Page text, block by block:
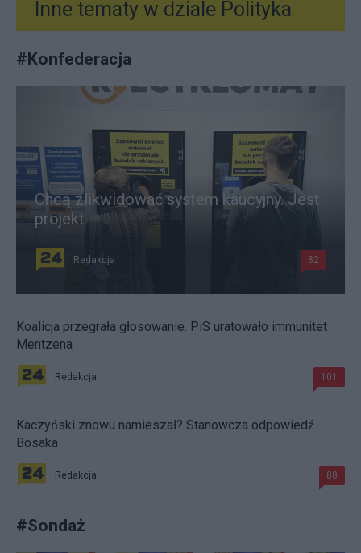
Inne tematy w dziale Polityka
#Konfederacja
Chcą zlikwidować system kaucyjny. Jest
projekt
Redakcja 82
Koalicja przegrała głosowanie. PiS uratowało immunitet
Mentzena
Redakcja 101
Kaczyński znowu namieszał? Stanowcza odpowiedź
Bosaka
Redakcja 88
#Sondaż